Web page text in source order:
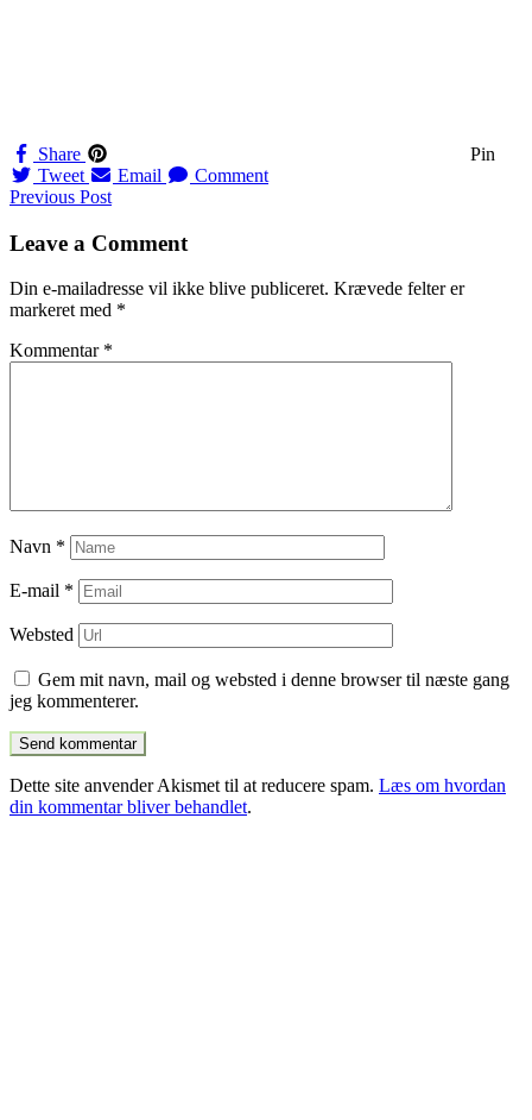
Share
Pin
Tweet
Email Comment
Navigation
til
Previous Post
Leave a Comment
Din e-mailadresse vil ikke blive publiceret. Krævede felter er
markeret med *
Kommentar *
Navn *
E-mail *
Websted
Gem mit navn, mail og websted i denne browser til næste gang
jeg kommenterer.
Dette site anvender Akismet til at reducere spam. Læs om hvordan
din kommentar bliver behandlet.